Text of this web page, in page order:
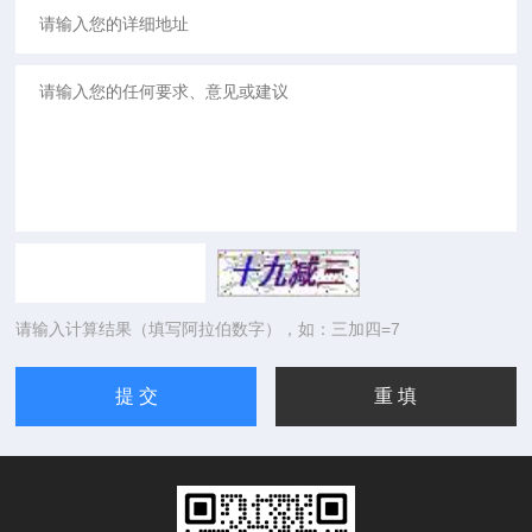
请输入计算结果（填写阿拉伯数字），如：三加四=7